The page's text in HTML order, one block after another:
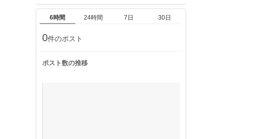
6時間 24時間 7日 30日
0件のポスト
ポスト数の推移